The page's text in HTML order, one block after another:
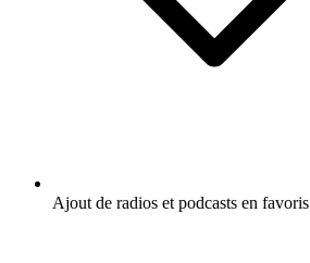
Ajout de radios et podcasts en favoris